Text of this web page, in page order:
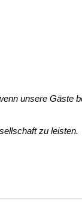
unsere Gäste
zu leisten.